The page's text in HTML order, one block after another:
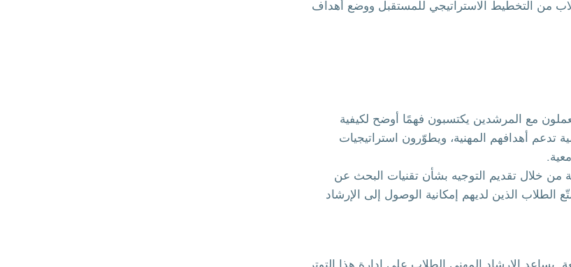
من التخطيط الاستراتيجي للمستقبل ووضع أهداف
مع المرشدين يكتسبون فهمًا أوضح لكيفية
تدعم أهدافهم المهنية، ويطوّرون استراتيجيات
من خلال تقديم التوجيه بشأن تقنيات البحث عن
الطلاب الذين لديهم إمكانية الوصول إلى الإرشاد